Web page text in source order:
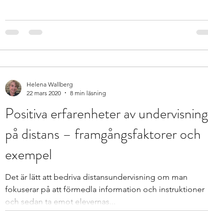
Positiva erfarenheter av undervisning
på distans – framgångsfaktorer och
exempel
Det är lätt att bedriva distansundervisning om man
fokuserar på att förmedla information och instruktioner
och sedan ta emot elevernas...
Helena Wallberg
22 mars 2020
8 min läsning